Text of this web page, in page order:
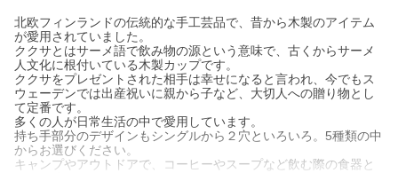
北欧フィンランドの伝統的な手工芸品で、昔から木製のアイテム
が愛用されていました。
ククサとはサーメ語で飲み物の源という意味で、古くからサーメ
人文化に根付いている木製カップです。
ククサをプレゼントされた相手は幸せになると言われ、今でもス
ウェーデンでは出産祝いに親から子など、大切人への贈り物とし
て定番です。
多くの人が日常生活の中で愛用しています。
持ち手部分のデザインもシングルから２穴といろいろ。5種類の中
からお選びください。
キャンプやアウトドアで、コーヒーやスープなど飲む際の食器と